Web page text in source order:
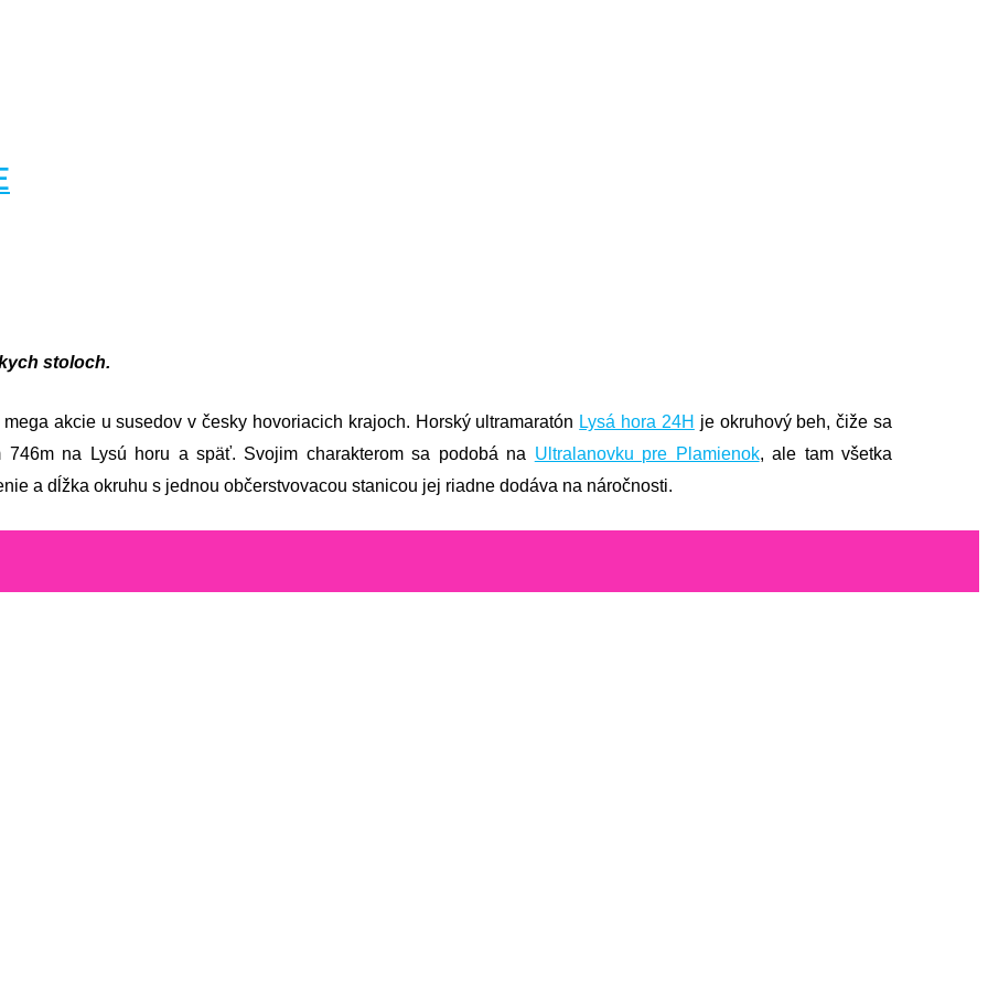
stoloch.
akcie u susedov v česky hovoriacich krajoch. Horský ultramaratón Lysá hora 24H je okruhový beh, čiže sa
746m na Lysú horu a späť. Svojim charakterom sa podobá na Ultralanovku pre Plamienok, ale tam všetka
a dĺžka okruhu s jednou občerstvovacou stanicou jej riadne dodáva na náročnosti.